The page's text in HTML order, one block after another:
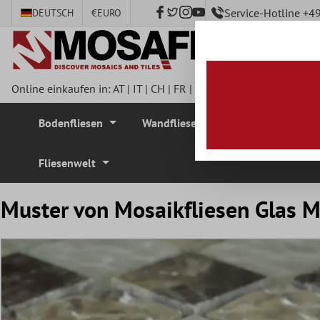
springen
DEUTSCH €EURO Service-Hotline
Online einkaufen in:AT| IT| CH | FR |
Bodenfliesen Wandfliesen
Fliesenwelt
Muster von Mosaikfliesen Glas